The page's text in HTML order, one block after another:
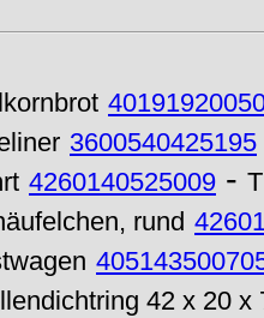
3600540425195
4260140525009 -
rund
42 x 20 x